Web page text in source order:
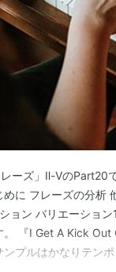
レーズ」Ⅱ-Ⅴの
に フレーズの分析
ョン バリエーショ
。 『I Get A Kick
プルはかなりテン